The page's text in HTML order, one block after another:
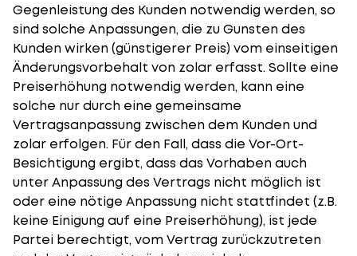
Gegenleistung des Kunden notwendig werden, so
sind solche Anpassungen, die zu Gunsten des
Kunden wirken (günstigerer Preis) vom einseitigen
Änderungsvorbehalt von zolar erfasst. Sollte eine
Preiserhöhung notwendig werden, kann eine
solche nur durch eine gemeinsame
Vertragsanpassung zwischen dem Kunden und
zolar erfolgen. Für den Fall, dass die Vor-Ort-
Besichtigung ergibt, dass das Vorhaben auch
unter Anpassung des Vertrags nicht möglich ist
oder eine nötige Anpassung nicht stattfindet (z.B.
keine Einigung auf eine Preiserhöhung), ist jede
Partei berechtigt, vom Vertrag zurückzutreten